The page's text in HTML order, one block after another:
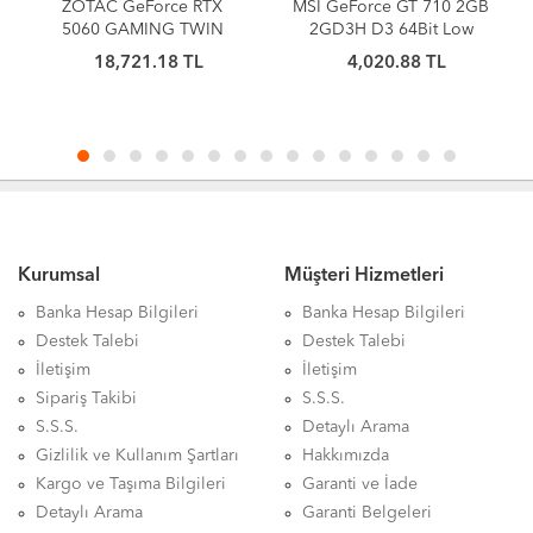
ZOTAC GeForce RTX
5060 GAMING TWIN
EDGE 8GB GDDR7 128Bit
DLSS 4 Ekran Kartı
18,721.18 TL
MSI GeForce GT 710 2GB
2GD3H D3 64Bit Low
Profile
4,020.88 TL
Kurumsal
Banka Hesap Bilgileri
Destek Talebi
İletişim
Sipariş Takibi
S.S.S.
Gizlilik ve Kullanım Şartları
Kargo ve Taşıma Bilgileri
Detaylı Arama
Müşteri Hizmetleri
Banka Hesap Bilgileri
Destek Talebi
İletişim
S.S.S.
Detaylı Arama
Hakkımızda
Garanti ve İade
Garanti Belgeleri